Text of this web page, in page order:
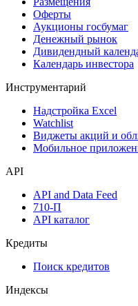
Оферты
Аукционы госбумаг
Денежный рынок
Дивидендный
Календарь инвестора
Инструментарий
Надстройка Excel
Watchlist
Виджеты акций и
Мобильное
API
API and Data Feed
710-П
API каталог
Кредиты
Поиск кредитов
Индексы